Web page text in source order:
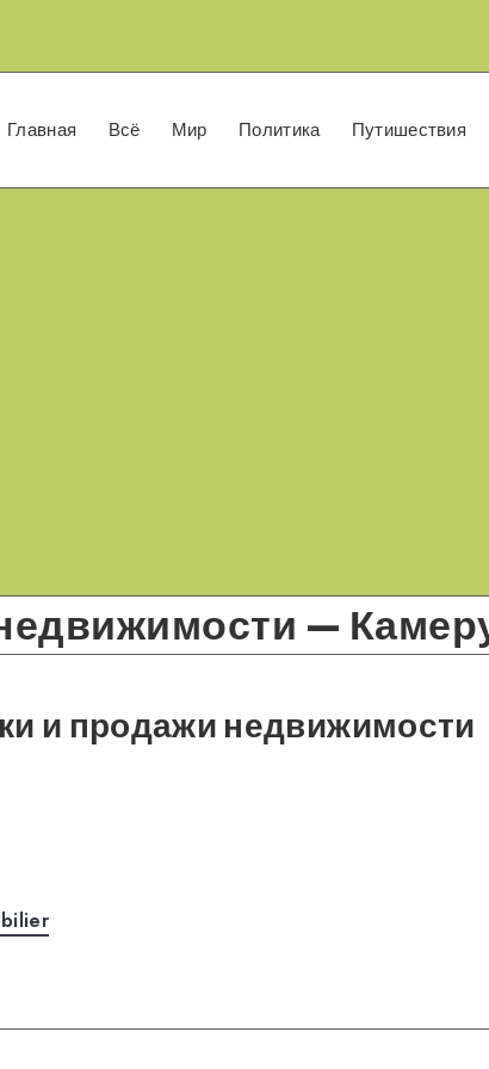
Главная Всё Мир Политика Путишествия
—
и продажи недвижимости